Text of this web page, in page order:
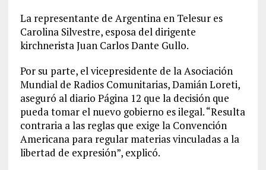
La representante de Argentina en Telesur es
Carolina Silvestre, esposa del dirigente
kirchnerista Juan Carlos Dante Gullo.
Por su parte, el vicepresidente de la Asociación
Mundial de Radios Comunitarias, Damián Loreti,
aseguró al diario Página 12 que la decisión que
pueda tomar el nuevo gobierno es ilegal. “Resulta
contraria a las reglas que exige la Convención
Americana para regular materias vinculadas a la
libertad de expresión”, explicó.